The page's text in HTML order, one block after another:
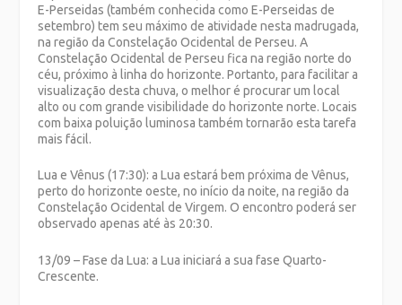
Ε-Perseidas (também conhecida como E-Perseidas de
setembro) tem seu máximo de atividade nesta madrugada,
na região da Constelação Ocidental de Perseu. A
Constelação Ocidental de Perseu fica na região norte do
céu, próximo à linha do horizonte. Portanto, para facilitar a
visualização desta chuva, o melhor é procurar um local
alto ou com grande visibilidade do horizonte norte. Locais
com baixa poluição luminosa também tornarão esta tarefa
mais fácil.
Lua e Vênus (17:30): a Lua estará bem próxima de Vênus,
perto do horizonte oeste, no início da noite, na região da
Constelação Ocidental de Virgem. O encontro poderá ser
observado apenas até às 20:30.
13/09 – Fase da Lua: a Lua iniciará a sua fase Quarto-
Crescente.